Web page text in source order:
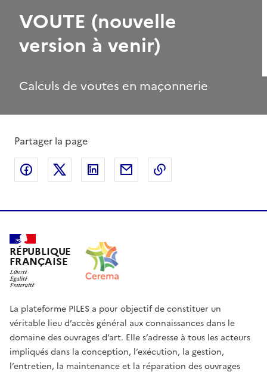
VOUTE (nouvelle
version à venir)
Calculs de voutes en maçonnerie
Partager la page
Partager sur Facebook
Partager sur XPartager sur LinkedIn
Partager par email
RÉPUBLIQUE
FRANÇAISE
La plateforme PILES a pour objectif de constituer un
véritable lieu d’accès général aux connaissances dans le
domaine des ouvrages d’art. Elle s’adresse à tous les acteurs
impliqués dans la conception, l’exécution, la gestion,
l’entretien, la maintenance et la réparation des ouvrages